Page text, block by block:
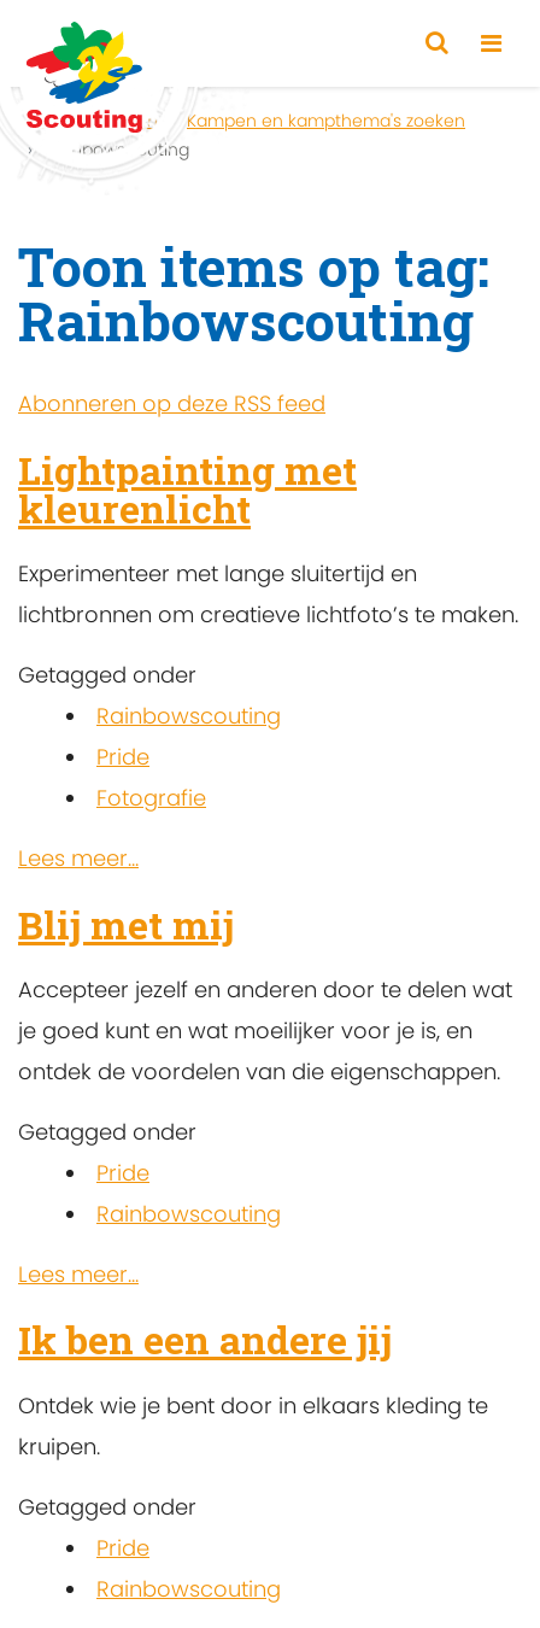
Home Zoeken
Kampen en kampthema's zoeken
Rainbowscouting
Toon items op tag:
Rainbowscouting
Abonneren op deze RSS feed
Lightpainting met
kleurenlicht
Experimenteer met lange sluitertijd en
lichtbronnen om creatieve lichtfoto’s te maken.
Getagged onder
Rainbowscouting
Pride
Fotografie
Lees meer...
Blij met mij
Accepteer jezelf en anderen door te delen wat
je goed kunt en wat moeilijker voor je is, en
ontdek de voordelen van die eigenschappen.
Getagged onder
Pride
Rainbowscouting
Lees meer...
Ik ben een andere jij
Ontdek wie je bent door in elkaars kleding te
kruipen.
Getagged onder
Pride
Rainbowscouting